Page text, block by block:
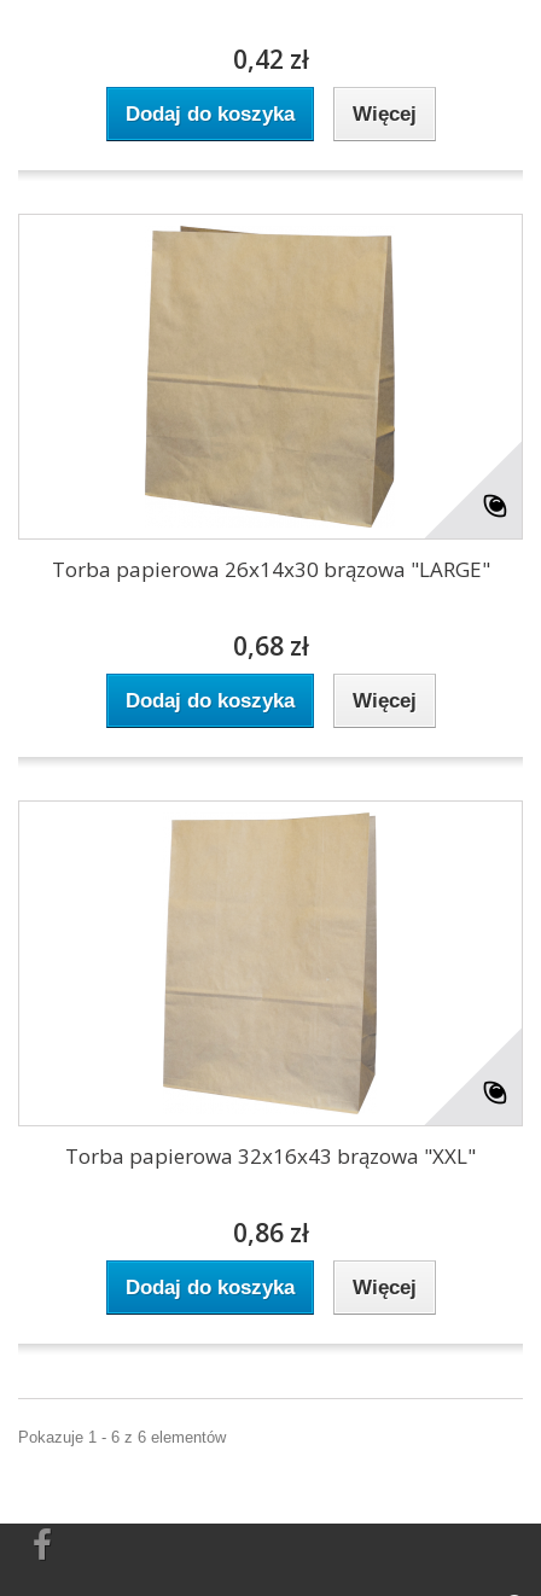
0,42 zł
Dodaj do koszyka Więcej
Torba papierowa 26x14x30 brązowa "LARGE"
0,68 zł
Dodaj do koszyka Więcej
Torba papierowa 32x16x43 brązowa "XXL"
0,86 zł
Dodaj do koszyka Więcej
Pokazuje 1 - 6 z 6 elementów